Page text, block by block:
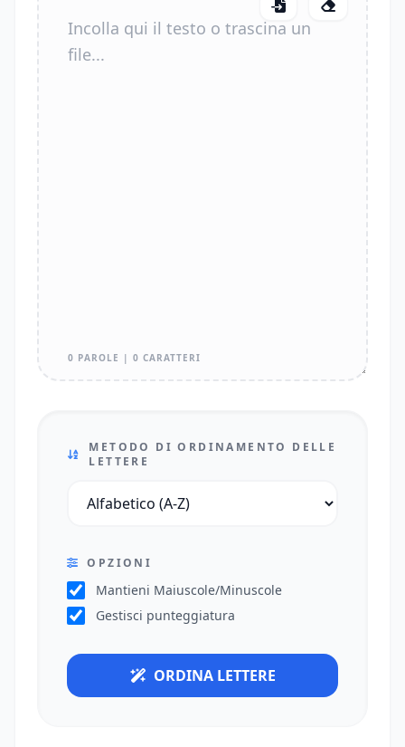
0 PAROLE | 0 CARATTERI
METODO DI ORDINAMENTO DELLE
LETTERE
OPZIONI
Mantieni Maiuscole/Minuscole
Gestisci punteggiatura
ORDINA LETTERE